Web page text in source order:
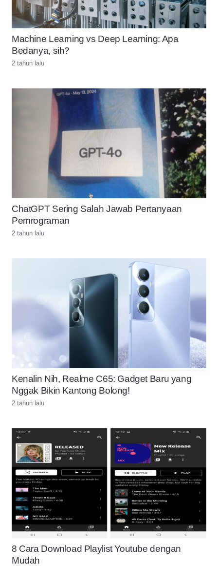
Machine Learning vs Deep Learning: Apa
Bedanya, sih?
2 tahun lalu
ChatGPT Sering Salah Jawab Pertanyaan
Pemrograman
2 tahun lalu
Kenalin Nih, Realme C65: Gadget Baru yang
Nggak Bikin Kantong Bolong!
2 tahun lalu
8 Cara Download Playlist Youtube dengan
Mudah